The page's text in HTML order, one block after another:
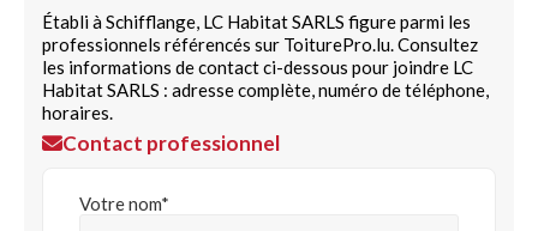
Établi à Schifflange, LC Habitat SARLS figure parmi les
professionnels référencés sur ToiturePro.lu. Consultez
les informations de contact ci-dessous pour joindre LC
Habitat SARLS : adresse complète, numéro de téléphone,
horaires.
Contact professionnel
Votre nom*